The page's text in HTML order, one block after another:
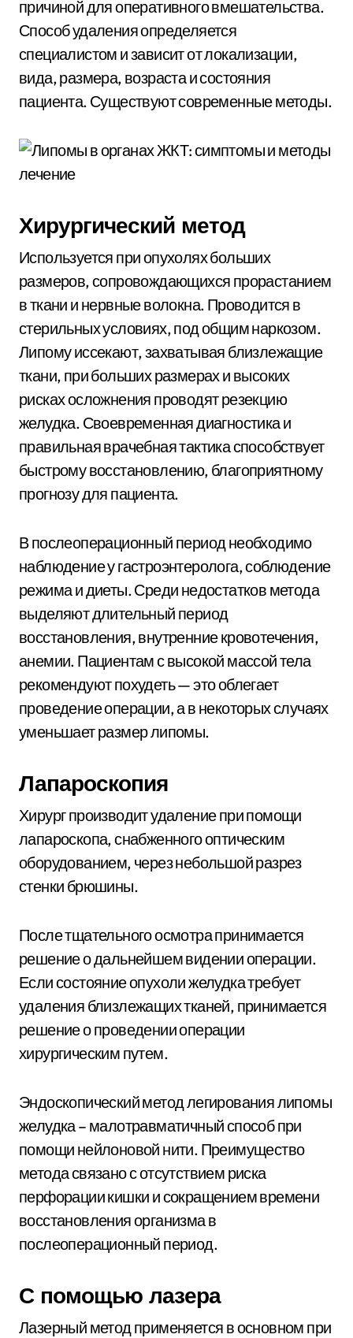
причиной для оперативного вмешательства.
Способ удаления определяется
специалистом и зависит от локализации,
вида, размера, возраста и состояния
пациента. Существуют современные методы.
Хирургический метод
Используется при опухолях больших
размеров, сопровождающихся прорастанием
в ткани и нервные волокна. Проводится в
стерильных условиях, под общим наркозом.
Липому иссекают, захватывая близлежащие
ткани, при больших размерах и высоких
рисках осложнения проводят резекцию
желудка. Своевременная диагностика и
правильная врачебная тактика способствует
быстрому восстановлению, благоприятному
прогнозу для пациента.
В послеоперационный период необходимо
наблюдение у гастроэнтеролога, соблюдение
режима и диеты. Среди недостатков метода
выделяют длительный период
восстановления, внутренние кровотечения,
анемии. Пациентам с высокой массой тела
рекомендуют похудеть — это облегает
проведение операции, а в некоторых случаях
уменьшает размер липомы.
Лапароскопия
Хирург производит удаление при помощи
лапароскопа, снабженного оптическим
оборудованием, через небольшой разрез
стенки брюшины.
После тщательного осмотра принимается
решение о дальнейшем видении операции.
Если состояние опухоли желудка требует
удаления близлежащих тканей, принимается
решение о проведении операции
хирургическим путем.
Эндоскопический метод легирования липомы
желудка – малотравматичный способ при
помощи нейлоновой нити. Преимущество
метода связано с отсутствием риска
перфорации кишки и сокращением времени
восстановления организма в
послеоперационный период.
С помощью лазера
Лазерный метод применяется в основном при